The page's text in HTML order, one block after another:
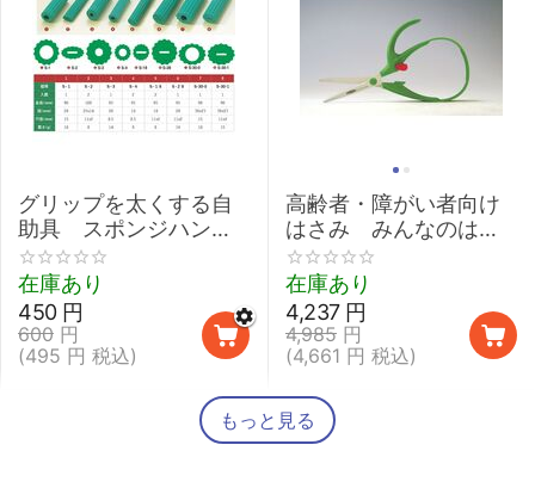
グリップを太くする自
助具 スポンジハンド
ル 【介護 握力 弱い
鉛筆 取り外し 太柄スプ
ーン】
在庫あり
600 円
450 円
(495 円 税込)
高齢者・障がい者向け
はさみ みんなのはさ
みmimi
在庫あり
4,985 円
4,237 円
(4,661 円 税込)
もっと見る